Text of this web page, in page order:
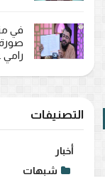
في
التصنيفات
أخبار
شبهات